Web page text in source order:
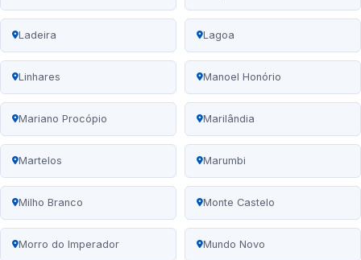
Ladeira Lagoa
Linhares Manoel Honório
Mariano Procópio Marilândia
Martelos Marumbi
Milho Branco Monte Castelo
Morro do Imperador Mundo Novo